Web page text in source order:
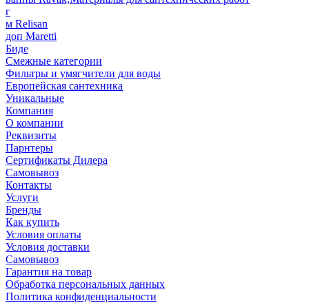
г
м Relisan
доп Maretti
Биде
Смежные категории
Фильтры и умягчители для воды
Европейская сантехника
Уникальные
Компания
О компании
Реквизиты
Парнтеры
Сертификаты Дилера
Самовывоз
Контакты
Услуги
Бренды
Как купить
Условия оплаты
Условия доставки
Самовывоз
Гарантия на товар
Обработка персональных данных
Политика конфиденциальности